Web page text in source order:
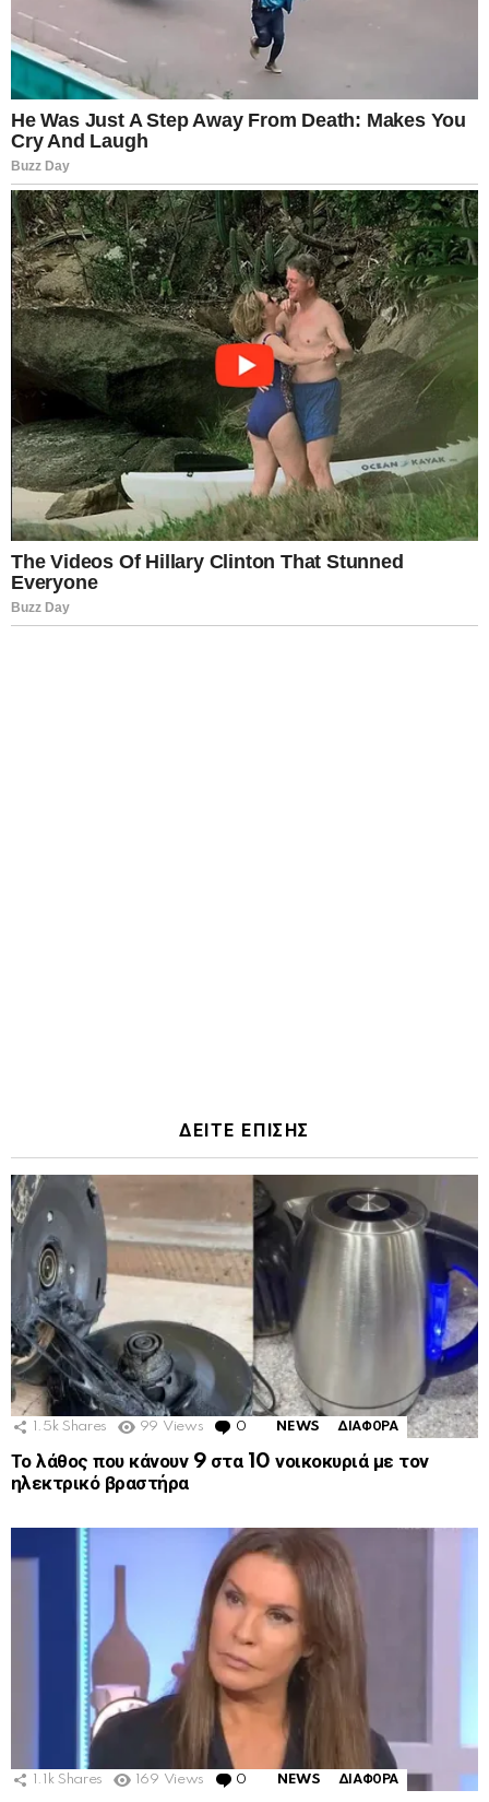
ΔΕΙΤΕ ΕΠΙΣΗΣ
1.5k Shares 99 Views 0 Comments
NEWS ΔΙΑΦΟΡΑ
Το λάθος που κάνουν 9 στα 10 νοικοκυριά με τον
ηλεκτρικό βραστήρα
1.1k Shares 169 Views 0 Comments
NEWS ΔΙΑΦΟΡΑ